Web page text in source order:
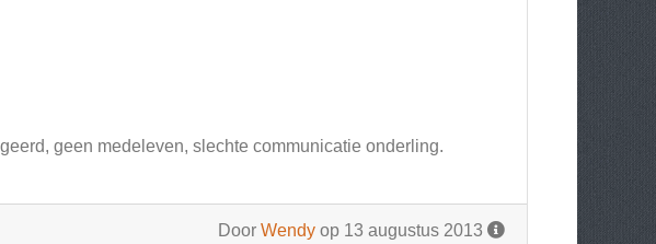
geen medeleven, slechte communicatie onderling.
Door Wendy op 13 augustus 2013